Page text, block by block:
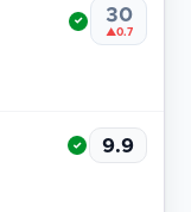
✓ 30
▲0.7
✓ 9.9